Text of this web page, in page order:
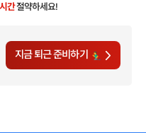
간절약하세요!
지금 퇴근 준비하기